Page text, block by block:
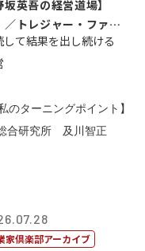
坂英吾の経営道場】
トレジャー・ファク
ー社長野坂...
して結果を出し続ける
家倶楽部アーカイブ